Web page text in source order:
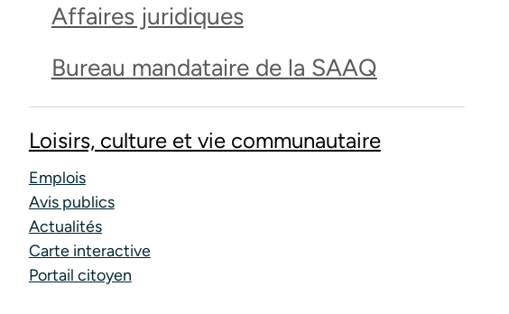
Affaires juridiques
Bureau mandataire de la SAAQ
Loisirs, culture et vie communautaire
Emplois
Avis publics
Actualités
Carte interactive
Portail citoyen